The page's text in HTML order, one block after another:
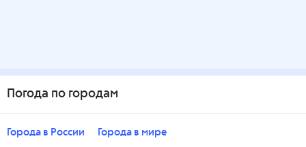
Погода по городам
Города в России Города в мире